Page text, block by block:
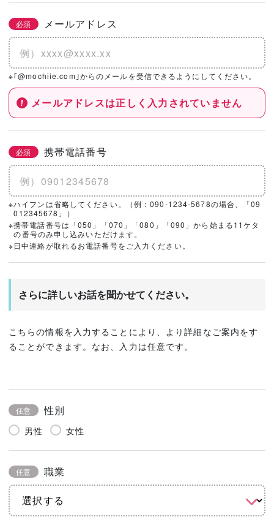
必須 メールアドレス
※｢@mochiie.com｣からのメールを受信できるようにしてください。
メールアドレスは正しく入力されていません
必須 携帯電話番号
※ハイフンは省略してください。（例：090-1234-5678の場合、「09
012345678」）
※携帯電話番号は「050」「070」「080」「090」から始まる11ケタ
の番号のみ申し込みいただけます。
※日中連絡が取れるお電話番号をご入力ください。
さらに詳しいお話を聞かせてください。
こちらの情報を入力することにより、より詳細なご案内をす
ることができます。なお、入力は任意です。
任意 性別
男性 女性
任意 職業